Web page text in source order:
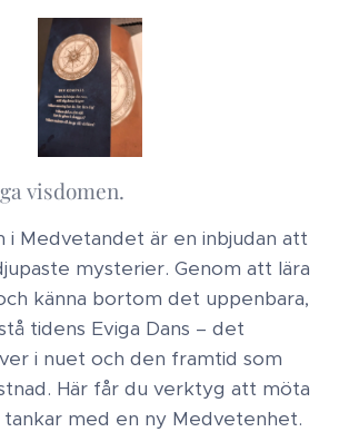
visdomen.
i Medvetandet är en inbjudan att
mysterier. Genom att lära
känna bortom det uppenbara,
tidens Eviga Dans – det
i nuet och den framtid som
Här får du verktyg att möta
tankar med en ny Medvetenhet.